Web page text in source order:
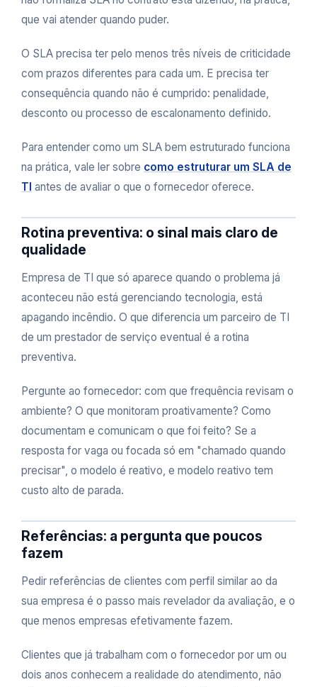
que vai atender quando puder.
O SLA precisa ter pelo menos três níveis de criticidade
com prazos diferentes para cada um. E precisa ter
consequência quando não é cumprido: penalidade,
desconto ou processo de escalonamento definido.
Para entender como um SLA bem estruturado funciona
na prática, vale ler sobre como estruturar um SLA de
TI antes de avaliar o que o fornecedor oferece.
Rotina preventiva: o sinal mais claro de
qualidade
Empresa de TI que só aparece quando o problema já
aconteceu não está gerenciando tecnologia, está
apagando incêndio. O que diferencia um parceiro de TI
de um prestador de serviço eventual é a rotina
preventiva.
Pergunte ao fornecedor: com que frequência revisam o
ambiente? O que monitoram proativamente? Como
documentam e comunicam o que foi feito? Se a
resposta for vaga ou focada só em "chamado quando
precisar", o modelo é reativo, e modelo reativo tem
custo alto de parada.
Referências: a pergunta que poucos
fazem
Pedir referências de clientes com perfil similar ao da
sua empresa é o passo mais revelador da avaliação, e o
que menos empresas efetivamente fazem.
Clientes que já trabalham com o fornecedor por um ou
dois anos conhecem a realidade do atendimento, não